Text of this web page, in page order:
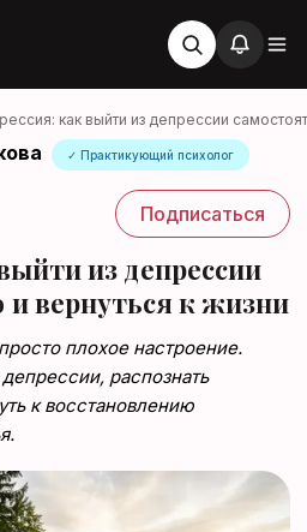
карьере и
ID
как выйти из депрессии
✓ Практикующий психолог
Подписаться
из депрессии
и вернуться к жизни
плохое настроение.
распознать
к восстановлению